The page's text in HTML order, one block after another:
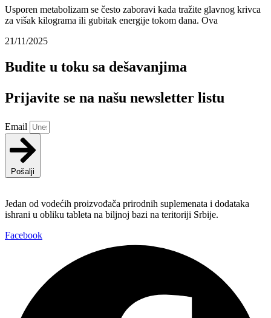
Usporen metabolizam se često zaboravi kada tražite glavnog krivca
za višak kilograma ili gubitak energije tokom dana. Ova
21/11/2025
Budite u toku sa dešavanjima
Prijavite se na našu newsletter listu
Email
Pošalji
Jedan od vodećih proizvođača prirodnih suplemenata i dodataka
ishrani u obliku tableta na biljnoj bazi na teritoriji Srbije.
Facebook